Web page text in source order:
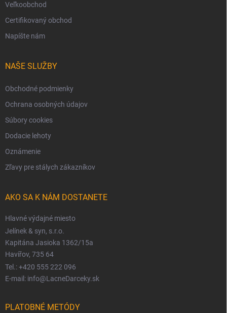
Veľkoobchod
Certifikovaný obchod
Napíšte nám
NAŠE SLUŽBY
Obchodné podmienky
Ochrana osobných údajov
Súbory cookies
Dodacie lehoty
Oznámenie
Zľavy pre stálych zákazníkov
AKO SA K NÁM DOSTANETE
Hlavné výdajné miesto
Jelínek & syn, s.r.o.
Kapitána Jasioka 1362/15a
Havířov, 735 64
Tel.: +420 555 222 096
E-mail: info@LacneDarceky.sk
PLATOBNÉ METÓDY